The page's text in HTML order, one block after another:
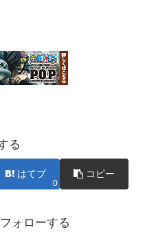
る
はてブ
0
コピー
ォローする